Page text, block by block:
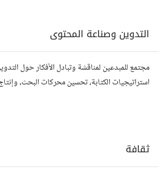
التدوين وصناعة المحتوى
مجتمع للمبدعين لمناقشة وتبادل الأفكار حول
استراتيجيات الكتابة، تحسين محركات البحث،
ثقافة